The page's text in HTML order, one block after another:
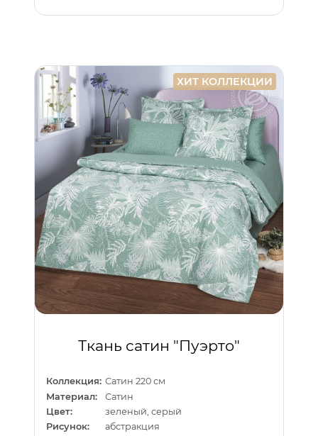
ХИТ КОЛЛЕКЦИИ
Ткань сатин "Пуэрто"
Коллекция: Сатин 220 см
Материал:
Сатин
Цвет:
зеленый, серый
Рисунок:
абстракция